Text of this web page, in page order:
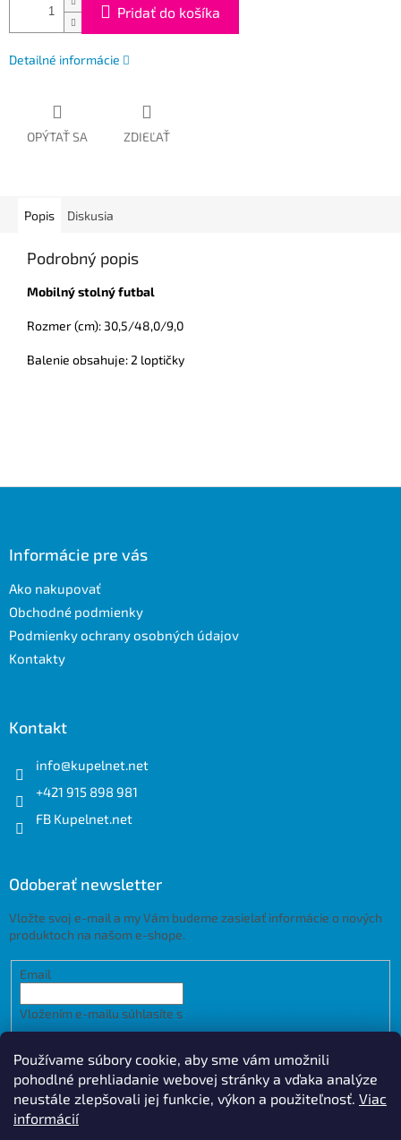
Používame súbory cookie, aby sme vám umožnili
pohodlné prehliadanie webovej stránky a vďaka analýze
neustále zlepšovali jej funkcie, výkon a použiteľnosť. Viac
informácií
Pridať do košíka
Detailné informácie
OPÝTAŤ SA ZDIEĽAŤ
Popis Diskusia
Podrobný popis
Mobilný stolný futbal
Rozmer (cm): 30,5/48,0/9,0
Balenie obsahuje: 2 loptičky
Informácie pre vás
Ako nakupovať
Obchodné podmienky
Podmienky ochrany osobných údajov
Kontakty
Kontakt
info@kupelnet.net
+421 915 898 981
FB Kupelnet.net
Odoberať newsletter
Vložte svoj e-mail a my Vám budeme zasielať informácie o nových
produktoch na našom e-shope.
Email
Vložením e-mailu súhlasíte s
údajov
PRIHLÁSIŤ SA